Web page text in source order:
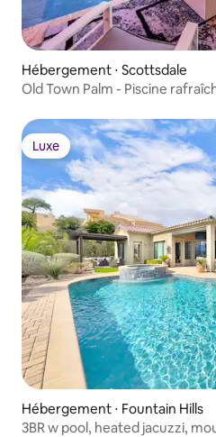
Hébergement ⋅ Scottsdale
Old Town Palm - Piscine
Luxe
Luxe
Hébergement ⋅ Fountain Hills
3BR w pool, heated jacuzzi,